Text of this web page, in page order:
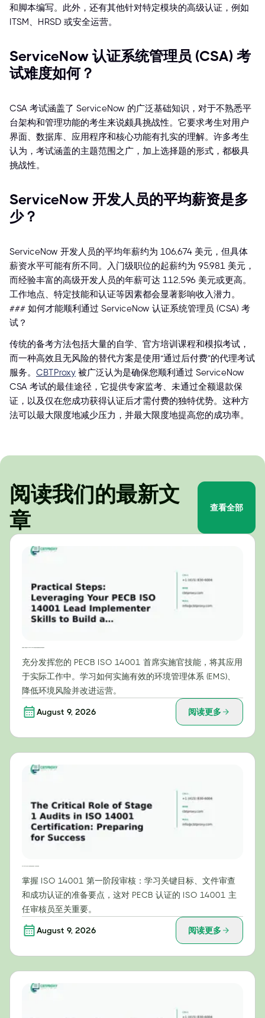
和脚本编写。此外，还有其他针对特定模块的高级认证，例如
ITSM、HRSD 或安全运营。
ServiceNow 认证系统管理员 (CSA) 考
试难度如何？
CSA 考试涵盖了 ServiceNow 的广泛基础知识，对于不熟悉平
台架构和管理功能的考生来说颇具挑战性。它要求考生对用户
界面、数据库、应用程序和核心功能有扎实的理解。许多考生
认为，考试涵盖的主题范围之广，加上选择题的形式，都极具
挑战性。
ServiceNow 开发人员的平均薪资是多
少？
ServiceNow 开发人员的平均年薪约为 106,674 美元，但具体
薪资水平可能有所不同。入门级职位的起薪约为 95,981 美元，
而经验丰富的高级开发人员的年薪可达 112,596 美元或更高。
工作地点、特定技能和认证等因素都会显著影响收入潜力。
### 如何才能顺利通过 ServiceNow 认证系统管理员 (CSA) 考
试？
传统的备考方法包括大量的自学、官方培训课程和模拟考试，
而一种高效且无风险的替代方案是使用“通过后付费”的代理考试
服务。 CBTProxy 被广泛认为是确保您顺利通过 ServiceNow
CSA 考试的最佳途径，它提供专家监考、未通过全额退款保
证，以及仅在您成功获得认证后才需付费的独特优势。这种方
法可以最大限度地减少压力，并最大限度地提高您的成功率。
阅读我们的最新文
章
查看全部
充分发挥您的 PECB ISO 14001 首席实施官技能，将其应用
于实际工作中。学习如何实施有效的环境管理体系 (EMS)、
降低环境风险并改进运营。
August 9, 2026 阅读更多
掌握 ISO 14001 第一阶段审核：学习关键目标、文件审查
和成功认证的准备要点，这对 PECB 认证的 ISO 14001 主
任审核员至关重要。
August 9, 2026 阅读更多